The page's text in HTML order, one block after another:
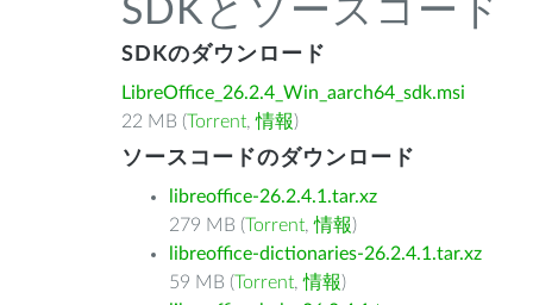
SDKとソースコード
SDKのダウンロード
LibreOffice_26.2.4_Win_aarch64_sdk.msi
22 MB (Torrent,情報)
ソースコードのダウンロード
libreoffice-26.2.4.1.tar.xz
279 MB (Torrent,情報)
libreoffice-dictionaries-26.2.4.1.tar.xz
59 MB (Torrent,情報)